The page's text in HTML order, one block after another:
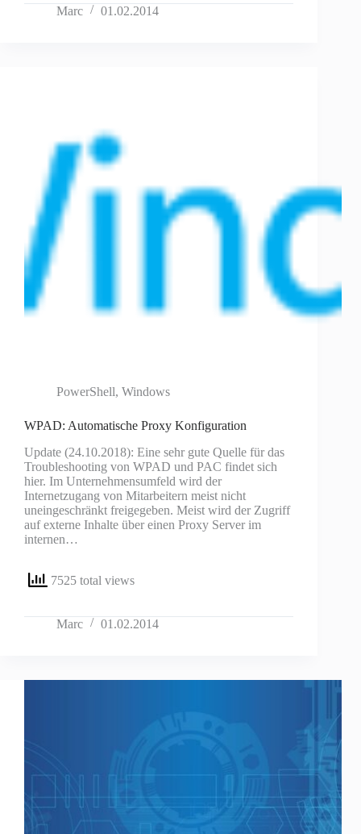
Marc 01.02.2014
PowerShell, Windows
WPAD: Automatische Proxy Konfiguration
Update (24.10.2018): Eine sehr gute Quelle für das
Troubleshooting von WPAD und PAC findet sich
hier. Im Unternehmensumfeld wird der
Internetzugang von Mitarbeitern meist nicht
uneingeschränkt freigegeben. Meist wird der Zugriff
auf externe Inhalte über einen Proxy Server im
internen…
7525 total views
Marc 01.02.2014